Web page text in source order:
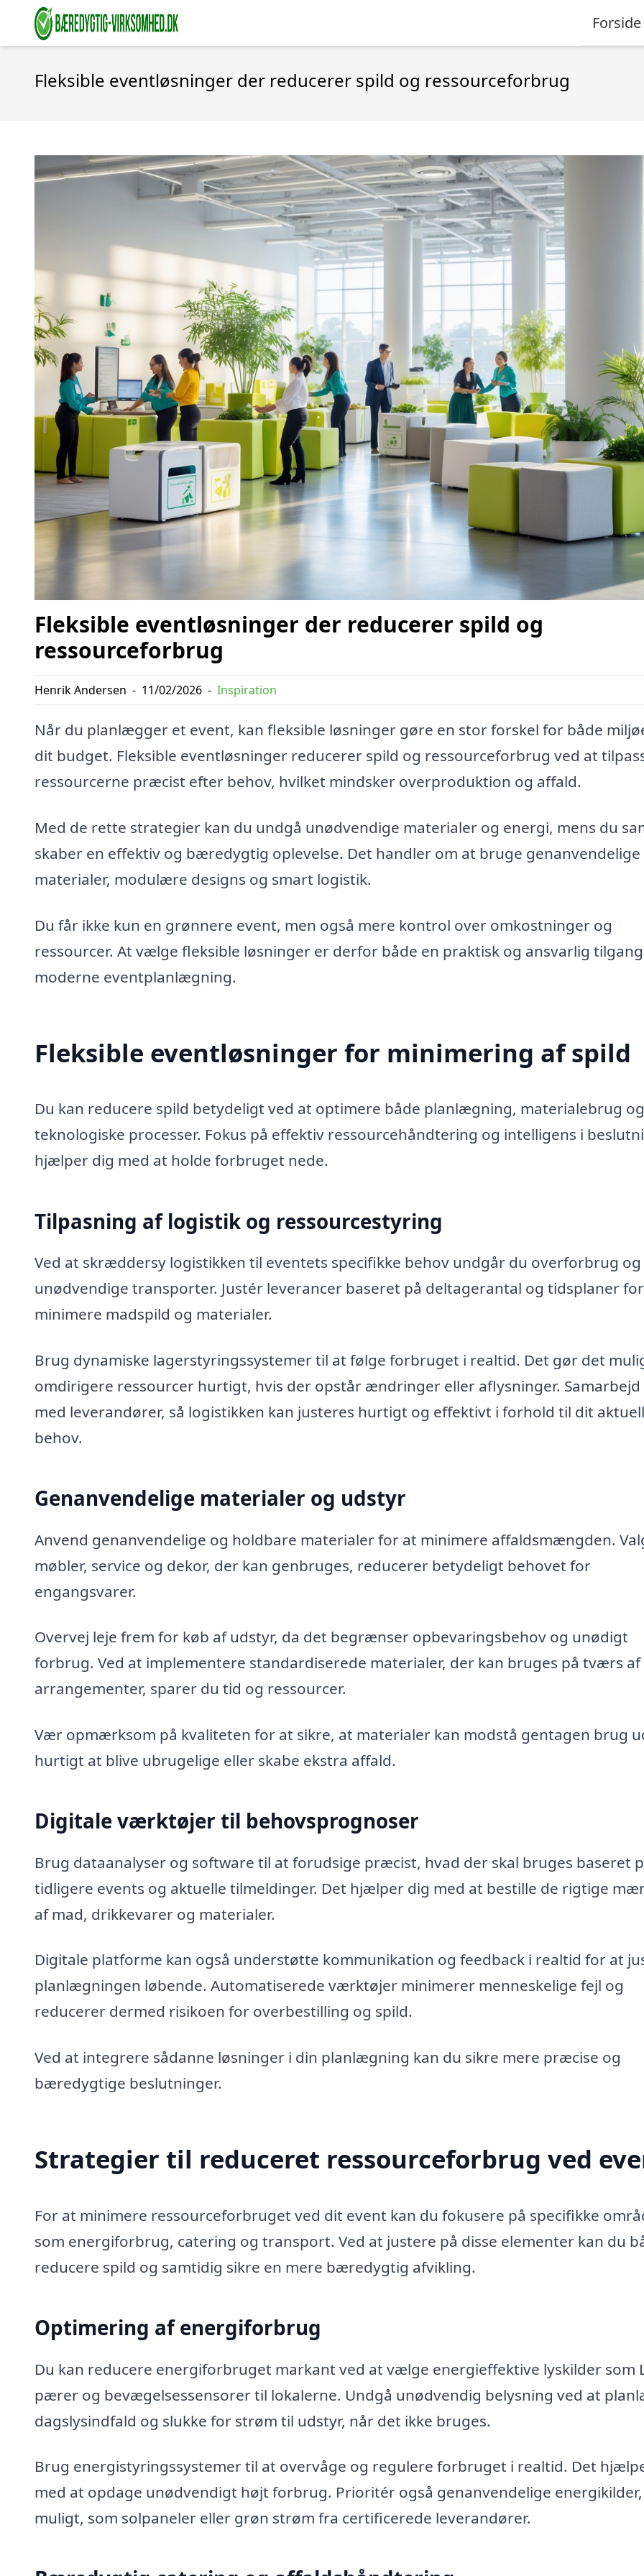
Forside
Fleksible eventløsninger der reducerer spild og ressourceforbrug
Fleksible eventløsninger der reducerer spild og
ressourceforbrug
Henrik Andersen - 11/02/2026 - Inspiration
Når du planlægger et event, kan fleksible løsninger gøre en stor forskel for både
dit budget. Fleksible eventløsninger reducerer spild og ressourceforbrug ved at
ressourcerne præcist efter behov, hvilket mindsker overproduktion og affald.
Med de rette strategier kan du undgå unødvendige materialer og energi, mens du
skaber en effektiv og bæredygtig oplevelse. Det handler om at bruge genanvendelige
materialer, modulære designs og smart logistik.
Du får ikke kun en grønnere event, men også mere kontrol over omkostninger og
ressourcer. At vælge fleksible løsninger er derfor både en praktisk og ansvarlig
moderne eventplanlægning.
Fleksible eventløsninger for minimering af spild
Du kan reducere spild betydeligt ved at optimere både planlægning, materialebrug og
teknologiske processer. Fokus på effektiv ressourcehåndtering og intelligens i
hjælper dig med at holde forbruget nede.
Tilpasning af logistik og ressourcestyring
Ved at skræddersy logistikken til eventets specifikke behov undgår du overforbrug og
unødvendige transporter. Justér leverancer baseret på deltagerantal og tidsplaner
minimere madspild og materialer.
Brug dynamiske lagerstyringssystemer til at følge forbruget i realtid. Det gør det
omdirigere ressourcer hurtigt, hvis der opstår ændringer eller aflysninger.
med leverandører, så logistikken kan justeres hurtigt og effektivt i forhold til dit
behov.
Genanvendelige materialer og udstyr
Anvend genanvendelige og holdbare materialer for at minimere affaldsmængden.
møbler, service og dekor, der kan genbruges, reducerer betydeligt behovet for
engangsvarer.
Overvej leje frem for køb af udstyr, da det begrænser opbevaringsbehov og unødigt
forbrug. Ved at implementere standardiserede materialer, der kan bruges på tværs af
arrangementer, sparer du tid og ressourcer.
Vær opmærksom på kvaliteten for at sikre, at materialer kan modstå gentagen brug
hurtigt at blive ubrugelige eller skabe ekstra affald.
Digitale værktøjer til behovsprognoser
Brug dataanalyser og software til at forudsige præcist, hvad der skal bruges baseret
tidligere events og aktuelle tilmeldinger. Det hjælper dig med at bestille de rigtige
af mad, drikkevarer og materialer.
Digitale platforme kan også understøtte kommunikation og feedback i realtid for at
planlægningen løbende. Automatiserede værktøjer minimerer menneskelige fejl og
reducerer dermed risikoen for overbestilling og spild.
Ved at integrere sådanne løsninger i din planlægning kan du sikre mere præcise og
bæredygtige beslutninger.
Strategier til reduceret ressourceforbrug ved
For at minimere ressourceforbruget ved dit event kan du fokusere på specifikke
som energiforbrug, catering og transport. Ved at justere på disse elementer kan du
reducere spild og samtidig sikre en mere bæredygtig afvikling.
Optimering af energiforbrug
Du kan reducere energiforbruget markant ved at vælge energieffektive lyskilder som
pærer og bevægelsessensorer til lokalerne. Undgå unødvendig belysning ved at
dagslysindfald og slukke for strøm til udstyr, når det ikke bruges.
Brug energistyringssystemer til at overvåge og regulere forbruget i realtid. Det
med at opdage unødvendigt højt forbrug. Prioritér også genanvendelige
muligt, som solpaneler eller grøn strøm fra certificerede leverandører.